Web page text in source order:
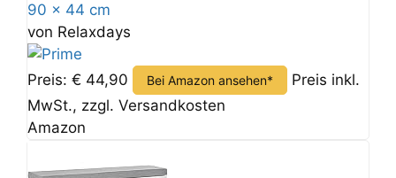
90 x 44 cm
von Relaxdays
Preis: € 44,90 Bei Amazon ansehen*
Preis inkl.
MwSt., zzgl. Versandkosten
Amazon